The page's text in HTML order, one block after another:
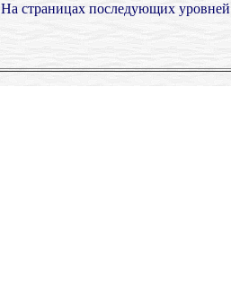
На страницах последующих уровней